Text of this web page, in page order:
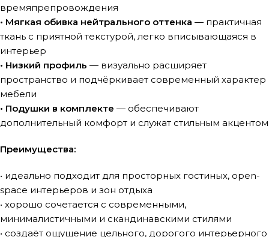
времяпрепровождения
• Мягкая обивка нейтрального оттенка — практичная
ткань с приятной текстурой, легко вписывающаяся в
интерьер
• Низкий профиль — визуально расширяет
пространство и подчёркивает современный характер
мебели
• Подушки в комплекте — обеспечивают
дополнительный комфорт и служат стильным акцентом
Преимущества:
• идеально подходит для просторных гостиных, open-
space интерьеров и зон отдыха
• хорошо сочетается с современными,
минималистичными и скандинавскими стилями
• создаёт ощущение цельного, дорогого интерьерного